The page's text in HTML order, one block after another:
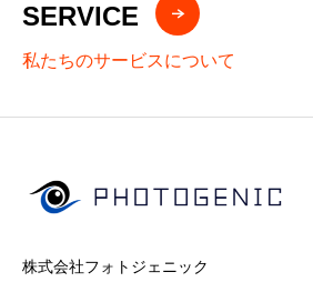
SERVICE
私たちのサービスについて
株式会社フォトジェニック